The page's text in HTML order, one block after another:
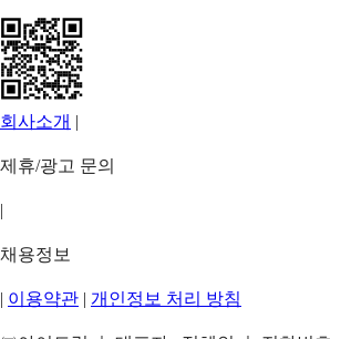
회사소개 |
제휴/광고 문의
|
채용정보
| 이용약관 | 개인정보 처리 방침